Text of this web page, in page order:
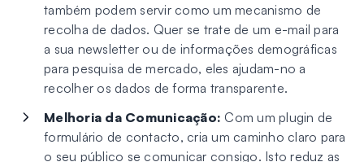
também podem servir como um mecanismo de
recolha de dados. Quer se trate de um e-mail para
a sua newsletter ou de informações demográficas
para pesquisa de mercado, eles ajudam-no a
recolher os dados de forma transparente.
Melhoria da Comunicação: Com um plugin de
formulário de contacto, cria um caminho claro para
o seu público se comunicar consigo. Isto reduz as